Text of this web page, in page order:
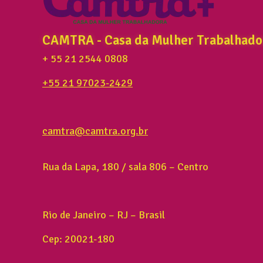
CAMTRA - Casa da Mulher
+ 55 21 2544 0808
+55 21 97023-2429
camtra@camtra.org.br
Rua da Lapa, 180 / sala 806 – Centro
Rio de Janeiro – RJ – Brasil
Cep: 20021-180